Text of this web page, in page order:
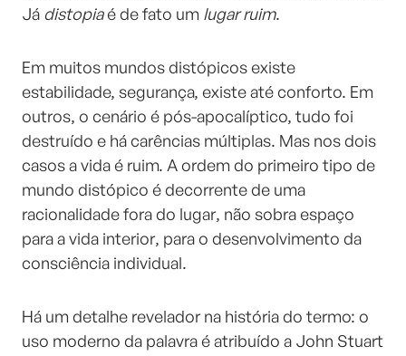
Já distopiaé de fato um lugar ruim.
Em muitos mundos distópicos existe
estabilidade, segurança, existe até conforto. Em
outros, o cenário é pós-apocalíptico, tudo foi
destruído e há carências múltiplas. Mas nos dois
casos a vida é ruim. A ordem do primeiro tipo de
mundo distópico é decorrente de uma
racionalidade fora do lugar, não sobra espaço
para a vida interior, para o desenvolvimento da
consciência individual.
Há um detalhe revelador na história do termo: o
uso moderno da palavra é atribuído a John Stuart